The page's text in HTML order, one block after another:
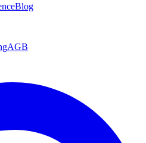
Blog
AGB